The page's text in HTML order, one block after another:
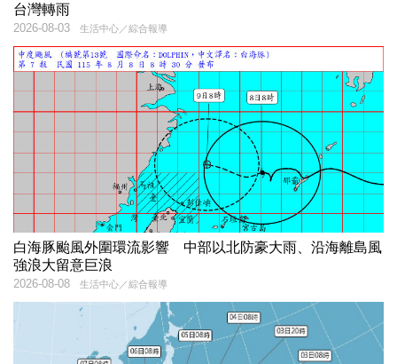
台灣轉雨
生活中心／綜合報導
2026-08-03
白海豚颱風外圍環流影響 中部以北防豪大雨、沿海離島風
強浪大留意巨浪
生活中心／綜合報導
2026-08-08